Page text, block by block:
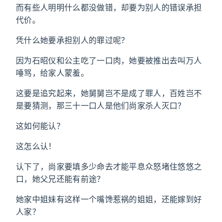
而有些人明明什么都没做错，却要为别人的错误承担
代价。
凭什么她要承担别人的罪过呢？
因为石昭仪和公主吃了一口肉，她要被推出去叫万人
唾骂，给家人蒙羞。
这要是追究起来，她舅舅岂不是成了罪人，百姓岂不
是要猜测，那三十一口人是他们尚家杀人灭口？
这如何能认？
这怎么认！
认下了，尚家要填多少命去才能平息众怒堵住悠悠之
口，她父兄还能有前途？
她家中姐妹有这样一个嘴馋惹祸的姐姐，还能嫁到好
人家？